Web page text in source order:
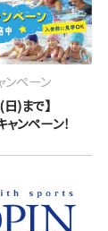
)まで】
ャンペーン！
ンペーン